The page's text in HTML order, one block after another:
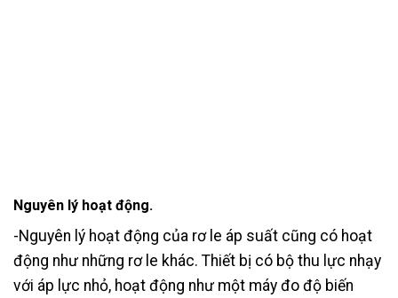
Nguyên lý hoạt động.
-Nguyên lý hoạt động của rơ le áp suất cũng có hoạt
động như những rơ le khác. Thiết bị có bộ thu lực nhạy
với áp lực nhỏ, hoạt động như một máy đo độ biến